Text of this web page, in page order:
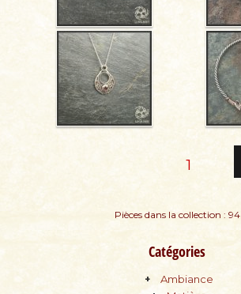
publications
PAGE1
Pièces dans la collection : 94
Catégories
Ambiance